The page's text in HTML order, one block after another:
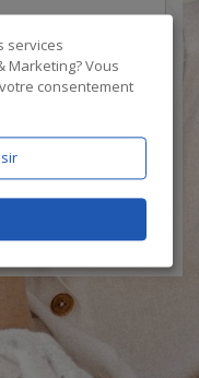
services
Marketing? Vous
consentement